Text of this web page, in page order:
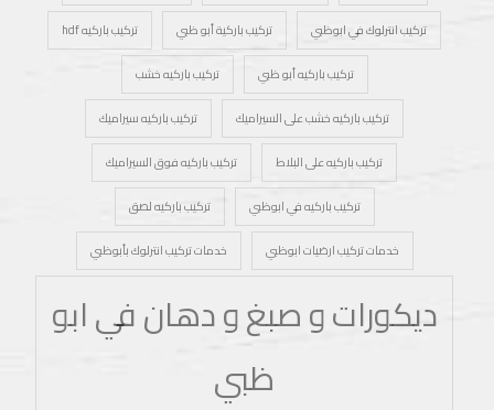
تركيب انترلوك في ابوظبي
تركيب باركية أبو ظبي
تركيب باركيه hdf
تركيب باركيه أبو ظبي
تركيب باركيه خشب
تركيب باركيه خشب على السيراميك
تركيب باركيه سيراميك
تركيب باركيه على البلاط
تركيب باركيه فوق السيراميك
تركيب باركيه في ابوظبي
تركيب باركيه لصق
خدمات تركيب ارضيات ابوظبي
خدمات تركيب انترلوك بأبوظبي
ديكورات و صبغ و دهان في ابو
ظبي